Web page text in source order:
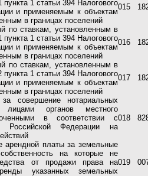
1 статьи 394 Налогового
и применяемым к объектам
в границах поселений
015
по ставкам, установленным в
1 статьи 394 Налогового
и применяемым к объектам
в границах поселений
016
по ставкам, установленным в
1 статьи 394 Налогового
и применяемым к объектам
в границах поселений
017
совершение нотариальных
лицами органов местного
в соответствии с
Российской Федерации на
018
платы за земельные
на которые не
от продажи права на
указанных земельных
019